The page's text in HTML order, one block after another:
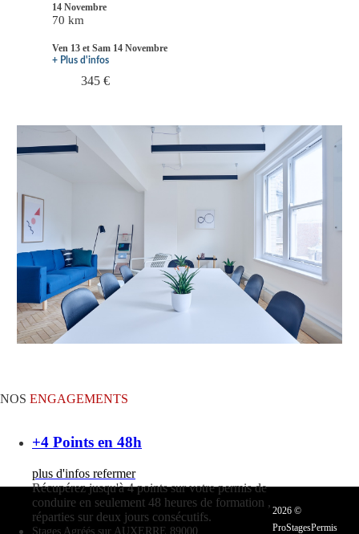
14 Novembre
70 km
Ven 13 et Sam 14 Novembre
+ Plus d'infos
345 €
NOS ENGAGEMENTS
+4 Points en 48h
plus d'infos refermer
Récupérez jusqu'à 4 points sur votre permis de
conduire en seulement 48 heures de formation ,
réparties sur deux jours consécutifs.
Stages Agréés sur AUXERRE 89000
2026 ©
ProStagesPermis